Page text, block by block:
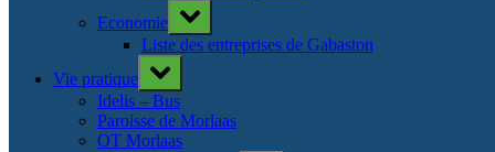
Economie
Toggle
sub-
menu
Liste des entreprises de Gabaston
Vie pratique
Toggle
sub-
menu
Idelis – Bus
Paroisse de Morlaas
OT Morlaas